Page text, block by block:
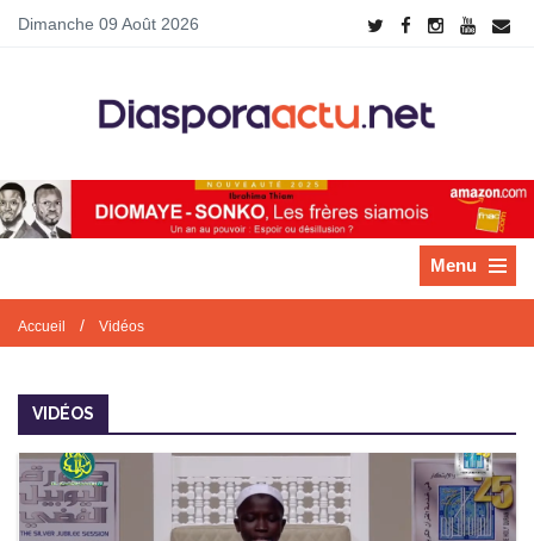
Dimanche 09 Août 2026
Menu
Accueil / Vidéos
VIDÉOS